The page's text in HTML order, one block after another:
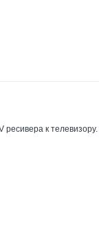
к телевизору.